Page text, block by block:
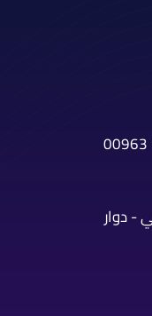
- دوار